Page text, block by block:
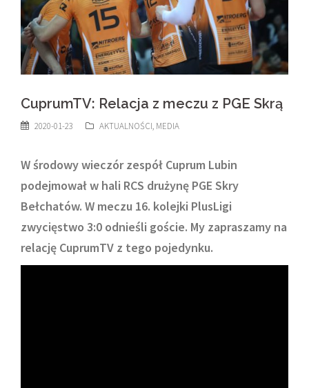
CuprumTV: Relacja z meczu z PGE Skrą
2020-01-23 AKTUALNOŚCI, MEDIA
W środowy wieczór zespół Cuprum Lubin
podejmował w hali RCS drużynę PGE Skry
Bełchatów. W meczu 16. kolejki PlusLigi
zwycięstwo 3:0 odnieśli goście. My zapraszamy na
relację CuprumTV z tego pojedynku.